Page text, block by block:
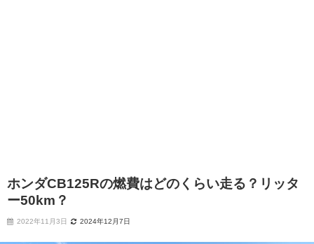
ホンダCB125Rの燃費はどのくらい走る？リッタ
ー50km？
2022年11月3日 2024年12月7日